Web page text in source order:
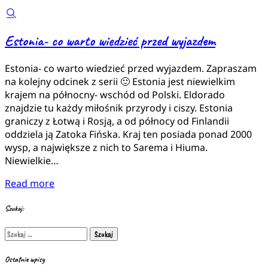
Estonia- co warto wiedzieć przed wyjazdem
Estonia- co warto wiedzieć przed wyjazdem. Zapraszam
na kolejny odcinek z serii 🙂 Estonia jest niewielkim
krajem na północny- wschód od Polski. Eldorado
znajdzie tu każdy miłośnik przyrody i ciszy. Estonia
graniczy z Łotwą i Rosją, a od północy od Finlandii
oddziela ją Zatoka Fińska. Kraj ten posiada ponad 2000
wysp, a największe z nich to Sarema i Hiuma.
Niewielkie…
Read more
Szukaj:
Szukaj:
Ostatnie wpisy